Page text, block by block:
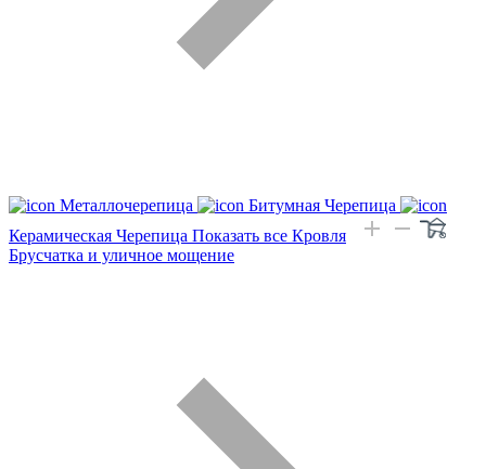
Металлочерепица
Битумная Черепица
Керамическая Черепица Показать все Кровля
Брусчатка и уличное мощение